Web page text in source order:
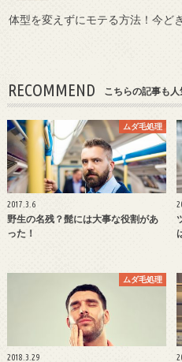
体型を変えずにモテる方法！今ど
RECOMMEND こちらの記事も人
ムダ毛処理
2017.3.6
野生の名残？髭には大事な役割があ
った！
ムダ毛処理
2018.3.29